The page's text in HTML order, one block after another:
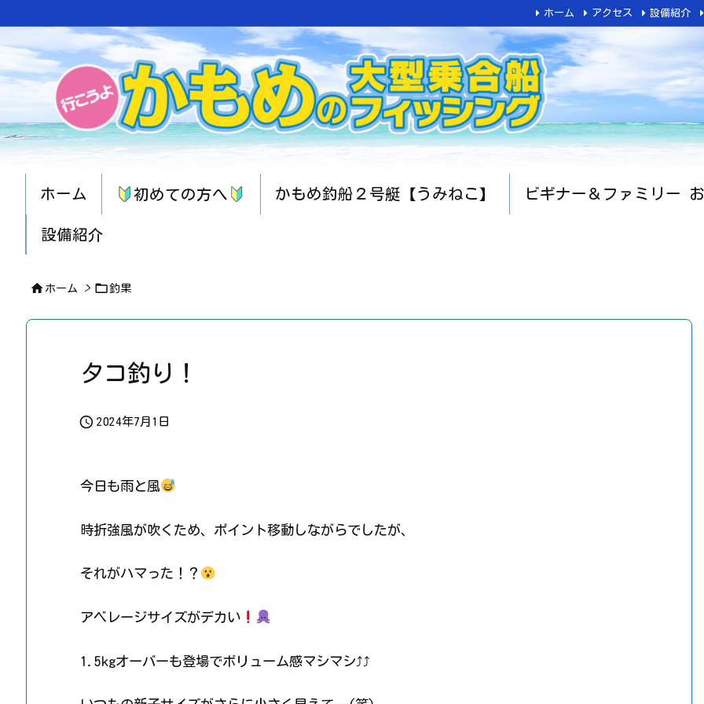
ホーム 初めての方へ かもめ釣船２号艇【うみねこ】 ビギナー＆ファミリー
設備紹介
ホーム アクセス 設備紹介
 ホーム > 釣果
タコ釣り！
 2024年7月1日
今日も雨と風
時折強風が吹くため、ポイント移動しながらでしたが、
それがハマった！？
アベレージサイズがデカい
1.5kgオーバーも登場でボリューム感マシマシ⤴⤴